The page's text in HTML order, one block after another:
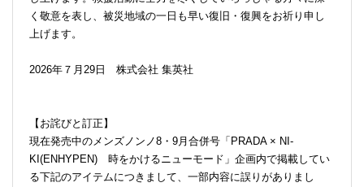
く敬意を表し、被災地域の一日も早い復旧・復興をお祈り申し
上げます。
2026年７月29日 株式会社 集英社
【お詫びと訂正】
現在発売中のメンズノンノ8・9月合併号「PRADA × NI-
KI(ENHYPEN) 時をかけるニューモード」企画内で掲載してい
る下記のアイテムにつきまして、一部内容に誤りがありまし